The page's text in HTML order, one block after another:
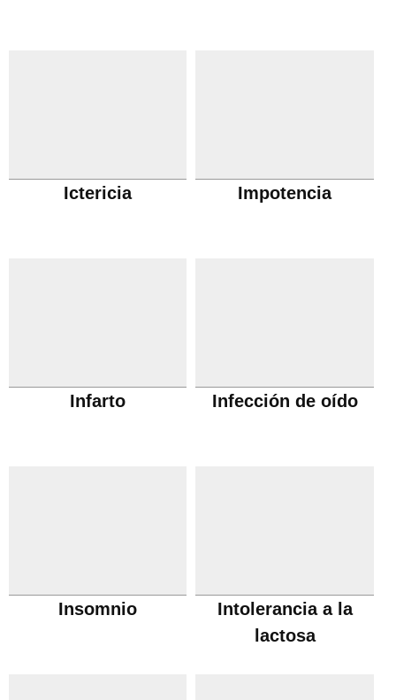
Ictericia Impotencia
Infarto Infección de oído
Insomnio
Intolerancia a la
lactosa